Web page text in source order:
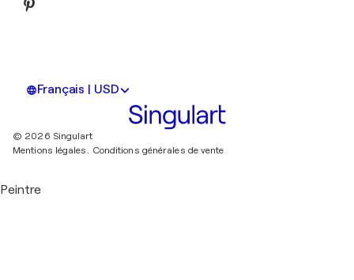
Français | USD
© 2026 Singulart
Mentions légales. Conditions générales de vente
Peintre